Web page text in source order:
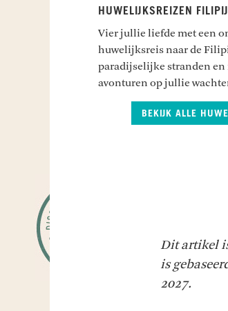
HUWELIJKSREIZEN
Vier jullie liefde met een
huwelijksreis naar de
paradijselijke stranden
avonturen op jullie
BEKIJK ALLE
Dit artikel
is
2027.